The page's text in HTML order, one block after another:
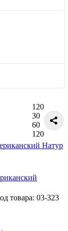
120
30
60
120
товара: 03-323